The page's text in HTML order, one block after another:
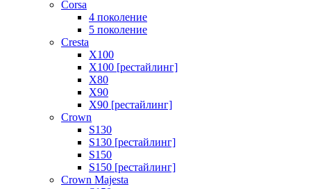
Corsa
4 поколение
5 поколение
Cresta
X100
X100 [рестайлинг]
X80
X90
X90 [рестайлинг]
Crown
S130
S130 [рестайлинг]
S150
S150 [рестайлинг]
Crown Majesta